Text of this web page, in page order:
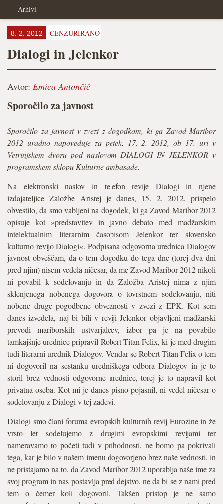
Arhivi
8. 2. 2012 CENZURIRANO
Dialogi in Jelenkor
Avtor: Emica Antončič
Sporočilo za javnost
Sporočilo za javnost v zvezi z dogodkom, ki ga Zavod Maribor
2012 uradno napoveduje za petek, 17. 2. 2012, ob 17. uri v
Vetrinjskem dvoru pod naslovom DIALOGI IN JELENKOR v
programskem sklopu Kulturne ambasade.
Na elektronski naslov in telefon revije Dialogi in njene
izdajateljice Založbe Aristej je danes, 15. 2. 2012, prispelo
obvestilo, da smo vabljeni na dogodek, ki ga Zavod Maribor 2012
opisuje kot »predstavitev in javno debato med madžarskim
intelektualnim literarnim časopisom Jelenkor ter slovensko
kulturno revijo Dialogi«. Podpisana odgovorna urednica Dialogov
javnost obveščam, da o tem dogodku do tega dne (torej dva dni
pred njim) nisem vedela ničesar, da me Zavod Maribor 2012 nikoli
ni povabil k sodelovanju in da Založba Aristej nima z njim
sklenjenega nobenega dogovora o tovrstnem sodelovanju, niti
nobene druge pogodbene obveznosti v zvezi z EPK. Kot sem
danes izvedela, naj bi bili v reviji Jelenkor objavljeni madžarski
prevodi mariborskih ustvarjalcev, izbor pa je na povabilo
tamkajšnje urednice pripravil Robert Titan Felix, ki je med drugim
tudi literarni urednik Dialogov. Vendar se Robert Titan Felix o tem
ni dogovoril na sestanku uredniškega odbora Dialogov in je to
storil brez vednosti odgovorne urednice, torej je to napravil kot
privatna oseba. Kot mi je danes pisno pojasnil, ni vedel ničesar o
sodelovanju z Dialogi v tej zadevi.
Dialogi smo člani foruma evropskih kulturnih revij Eurozine in že
vrsto let sodelujemo z drugimi evropskimi revijami ter
nameravamo to početi tudi v prihodnosti, ne bomo pa pokrivali
tega, kar je bilo v našem imenu dogovorjeno brez naše vednosti, in
ne pristajamo na to, da Zavod Maribor 2012 uporablja naše ime za
svoj program in nas postavlja pred dejstvo, ne da bi se z nami pred
tem o čemer koli dogovoril. Takšen pristop je ne samo